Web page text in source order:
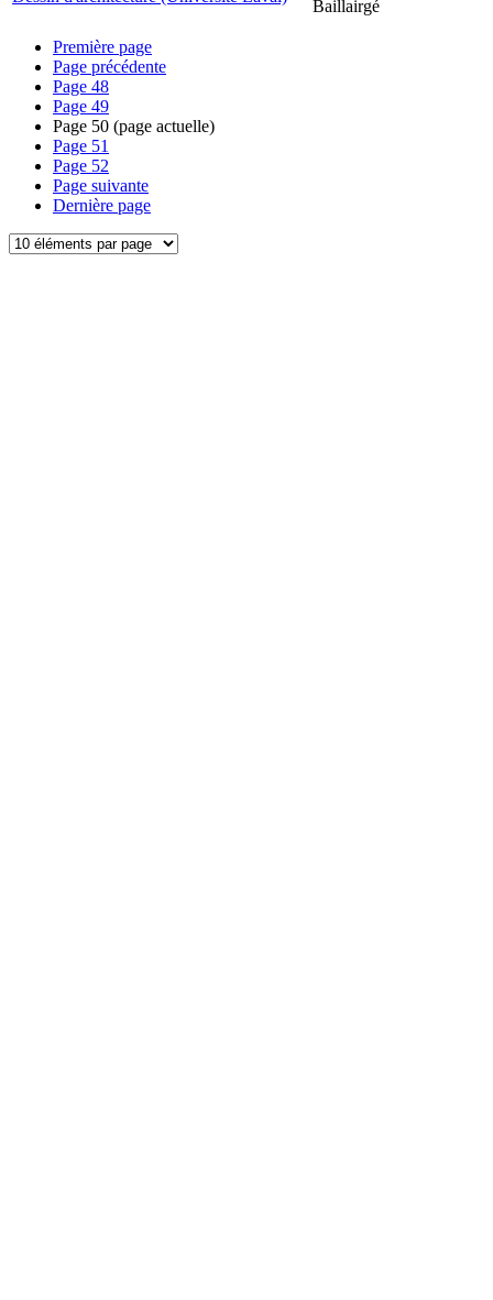
Baillairgé
Première page
Page précédente
Page 48
Page 49
Page 50 (page actuelle)
Page 51
Page 52
Page suivante
Dernière page